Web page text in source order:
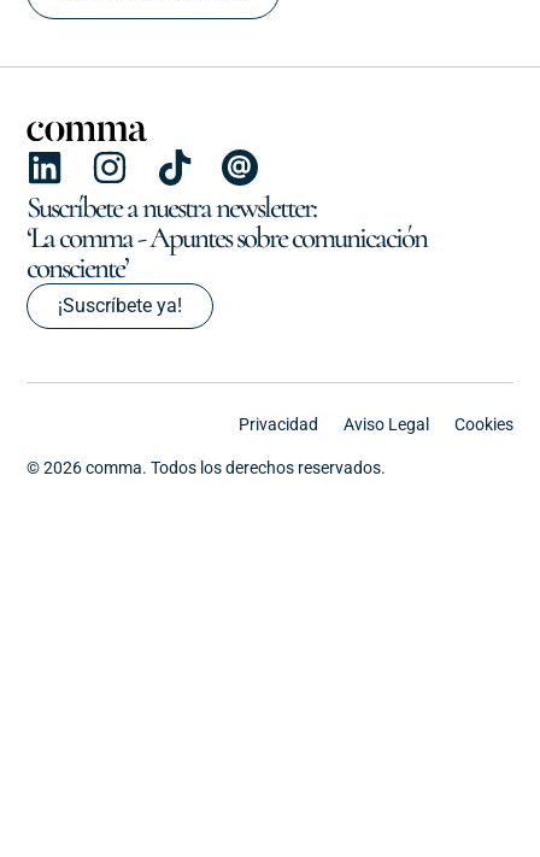
Suscríbete a nuestra newsletter:
‘La comma - Apuntes sobre comunicación
consciente’
¡Suscríbete ya!
© 2026 comma. Todos los derechos reservados.
Privacidad Aviso Legal Cookies